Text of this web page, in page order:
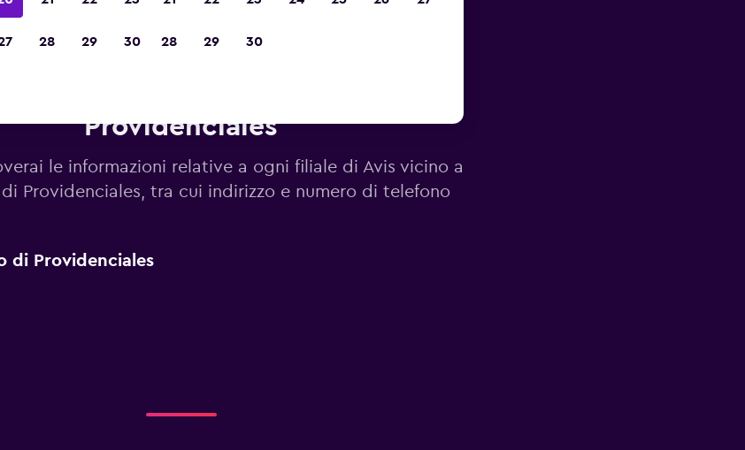
Providenciales
le informazioni relative a ogni filiale di Avis vicino a
Providenciales, tra cui indirizzo e numero di telefono
di Providenciales
28 29 30 28 29 30